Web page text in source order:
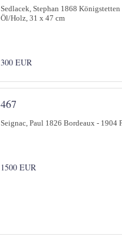
Sedlacek, Stephan 1868
Öl/Holz, 31 x 47 cm
300 EUR
467
Seignac, Paul 1826 Bordeaux -
1500 EUR